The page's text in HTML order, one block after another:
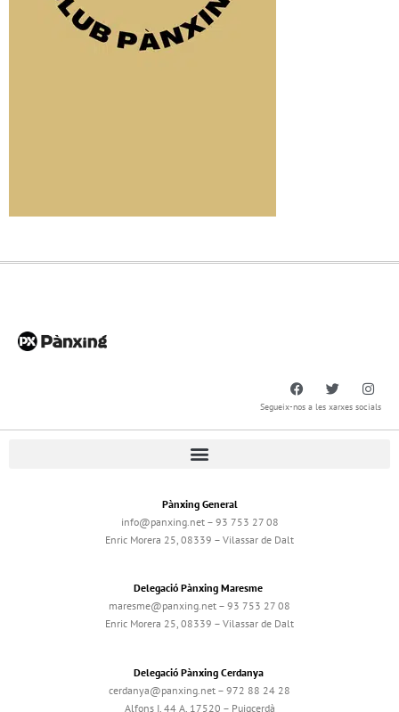
Segueix-nos a les xarxes socials
Pànxing General
info@panxing.net – 93 753 27 08
Enric Morera 25, 08339 – Vilassar de Dalt
Delegació Pànxing Maresme
maresme@panxing.net – 93 753 27 08
Enric Morera 25, 08339 – Vilassar de Dalt
Delegació Pànxing Cerdanya
cerdanya@panxing.net – 972 88 24 28
Alfons I, 44 A, 17520 – Puigcerdà